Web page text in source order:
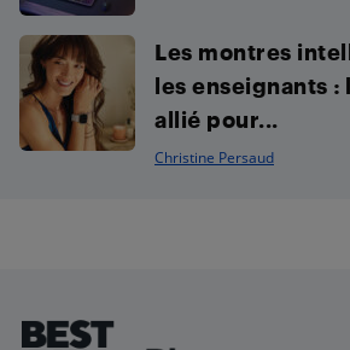
Les montres
les enseignants :
allié pour...
Christine Persaud